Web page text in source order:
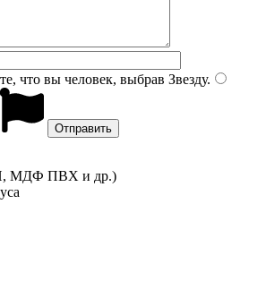
что вы человек, выбрав Звезду.
МДФ ПВХ и др.)